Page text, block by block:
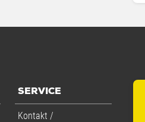
SERVICE
Kontakt /